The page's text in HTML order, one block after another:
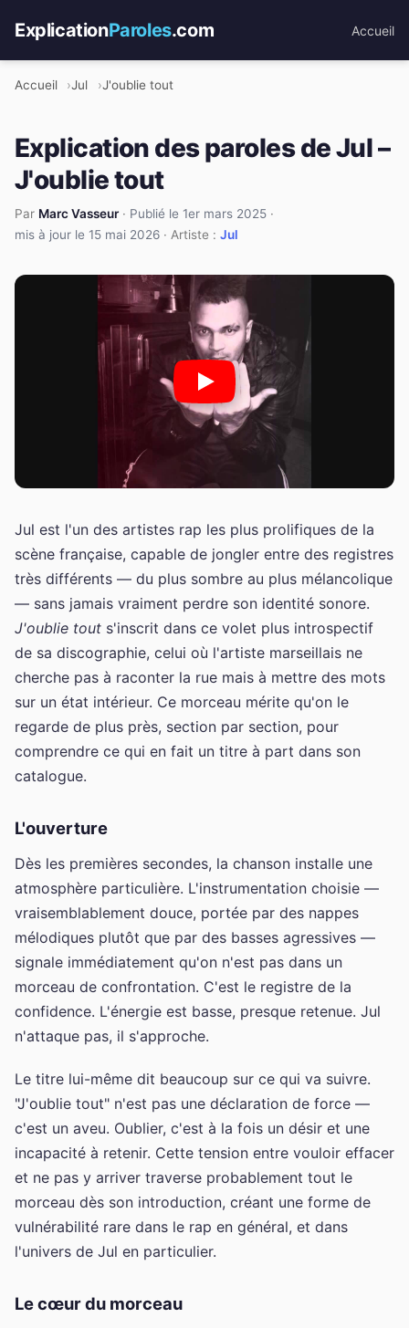
ExplicationParoles.com Accueil
Accueil Jul J'oublie tout
Explication des paroles de Jul –
J'oublie tout
Par Marc Vasseur· Publié le 1er mars 2025 ·
mis à jour le 15 mai 2026 · Artiste : Jul
Jul est l'un des artistes rap les plus prolifiques de la
scène française, capable de jongler entre des registres
très différents — du plus sombre au plus mélancolique
— sans jamais vraiment perdre son identité sonore.
J'oublie tout s'inscrit dans ce volet plus introspectif
de sa discographie, celui où l'artiste marseillais ne
cherche pas à raconter la rue mais à mettre des mots
sur un état intérieur. Ce morceau mérite qu'on le
regarde de plus près, section par section, pour
comprendre ce qui en fait un titre à part dans son
catalogue.
L'ouverture
Dès les premières secondes, la chanson installe une
atmosphère particulière. L'instrumentation choisie —
vraisemblablement douce, portée par des nappes
mélodiques plutôt que par des basses agressives —
signale immédiatement qu'on n'est pas dans un
morceau de confrontation. C'est le registre de la
confidence. L'énergie est basse, presque retenue. Jul
n'attaque pas, il s'approche.
Le titre lui-même dit beaucoup sur ce qui va suivre.
"J'oublie tout" n'est pas une déclaration de force —
c'est un aveu. Oublier, c'est à la fois un désir et une
incapacité à retenir. Cette tension entre vouloir effacer
et ne pas y arriver traverse probablement tout le
morceau dès son introduction, créant une forme de
vulnérabilité rare dans le rap en général, et dans
l'univers de Jul en particulier.
Le cœur du morceau